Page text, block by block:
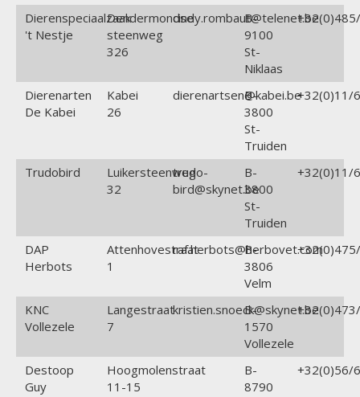
Dierenspeciaalzaak
't Nestje
Dendermondse
steenweg
326
cindy.rombaut@telenet.be
B-
9100
St-
Niklaas
Dierenarten
De Kabei
Kabei
26
dierenartsen@kabei.be
B-
3800
St-
Truiden
+32(0)11/
Trudobird
Luikersteenweg
32
trudo-
bird@skynet.be
B-
3800
St-
Truiden
+32(0)11/
DAP
Herbots
Attenhovestraat
1
raf.herbots@herbovet.com
B-
3806
Velm
KNC
Vollezele
Langestraat
7
kristien.snoeck@skynet.be
B-
1570
Vollezele
Destoop
Guy
Hoogmolenstraat
11-15
B-
8790
+32(0)56/